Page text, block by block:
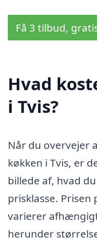
Få 3 tilbud,
Hvad
i Tvis?
Når du overvejer
køkken i Tvis, er
billede af, hvad
prisklasse. Prisen
varierer
herunder